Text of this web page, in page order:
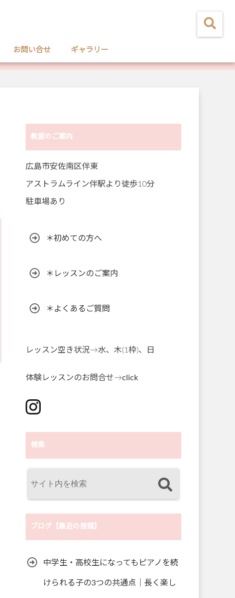
お問い合せ ギャラリー
教室のご案内
広島市安佐南区伴東
アストラムライン伴駅より徒歩10分
駐車場あり
＊初めての方へ
＊レッスンのご案内
＊よくあるご質問
レッスン空き状況→水、木(1枠)、日
体験レッスンのお問合せ→click
検索
ブログ【最近の投稿】
中学生・高校生になってもピアノを続
けられる子の3つの共通点｜長く楽し